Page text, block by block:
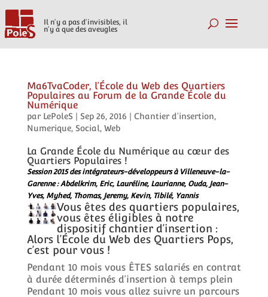
Il n'y a pas d'invisibles, il
n'y a que des aveugles
Ma6TvaCoder, l’École du Web des Quartiers
Populaires au Forum de la Grande École du
Numérique
par LePoleS Sep 26, 2016 Chantier d'insertion,
Numerique, Social, Web
La Grande École du Numérique au cœur des
Quartiers Populaires !
Session 2015 des intégrateurs-développeurs à Villeneuve-la-
Garenne : Abdelkrim, Eric, Lauréline, Laurianne, Ouda, Jean-
Yves, Myhed, Thomas, Jeremy, Kevin, Tibilé, Yannis
Vous êtes des quartiers populaires,
vous êtes éligibles à notre
dispositif chantier d’insertion :
Alors l’École du Web des Quartiers Pops,
c’est pour vous !
Pendant 10 mois vous ÊTES salariés en contrat
à durée déterminés d’insertion à temps plein
Pendant 10 mois vous allez suivre un parcours